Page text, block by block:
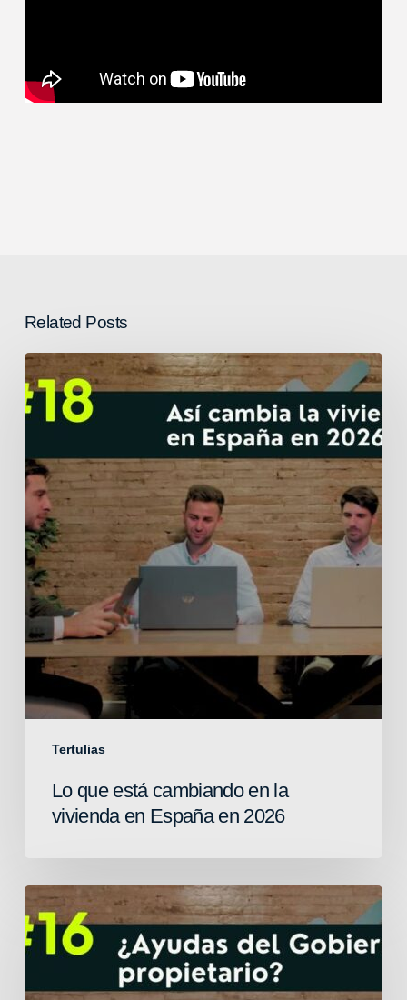
Related Posts
Tertulias
Lo
que
está
en
la
vivienda
en
España
en
2026
Lo que está cambiando en la
vivienda en España en 2026
Propietarios,
precios
y
del